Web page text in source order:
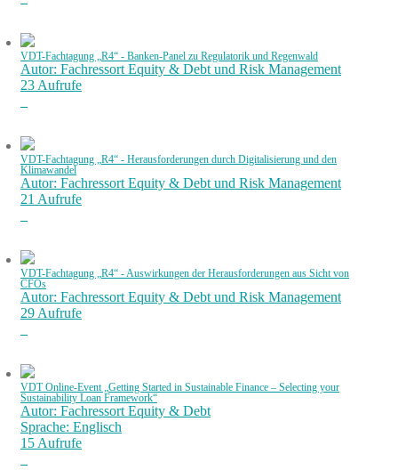
VDT-Fachtagung „R4“ - Banken-Panel zu Regulatorik und Regenwald
Autor: Fachressort Equity & Debt und Risk Management
23 Aufrufe
VDT-Fachtagung „R4“ - Herausforderungen durch Digitalisierung und den
Klimawandel
Autor: Fachressort Equity & Debt und Risk Management
21 Aufrufe
VDT-Fachtagung „R4“ - Auswirkungen der Herausforderungen aus Sicht von
CFOs
Autor: Fachressort Equity & Debt und Risk Management
29 Aufrufe
VDT Online-Event „Getting Started in Sustainable Finance – Selecting your
Sustainability Loan Framework“
Autor: Fachressort Equity & Debt
Sprache: Englisch
15 Aufrufe